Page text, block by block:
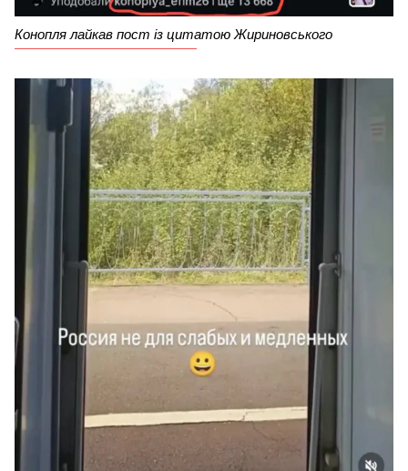
Конопля лайкав пост із цитатою Жириновського